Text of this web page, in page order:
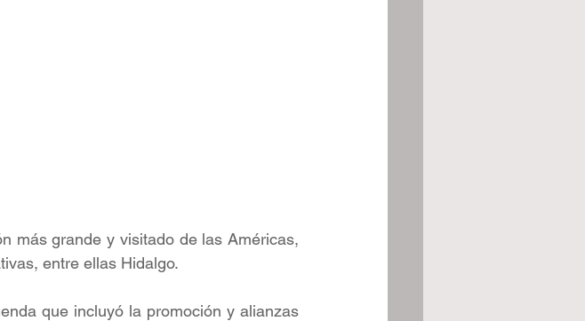
más grande y visitado de las Américas,
entre ellas Hidalgo.
que incluyó la promoción y alianzas